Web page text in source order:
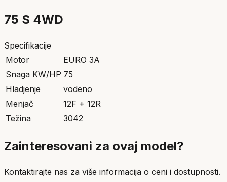
75 S 4WD
Specifikacije
Motor
EURO 3A
Snaga KW/HP 75
Hladjenje
vodeno
Menjač
12F + 12R
Težina
3042
Zainteresovani za ovaj model?
Kontaktirajte nas za više informacija o ceni i dostupnosti.